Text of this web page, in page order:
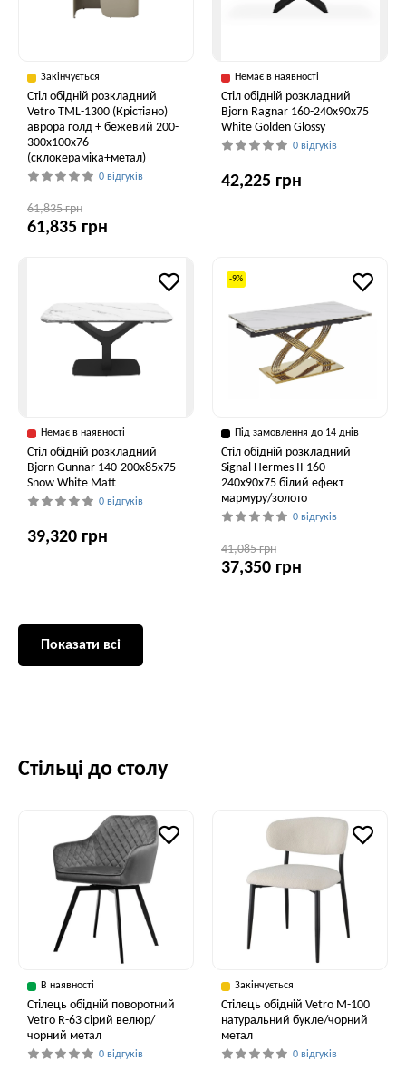
Закінчується
Стіл обідній розкладний
Vetro TML-1300 (Крістіано)
аврора голд + бежевий 200-
300x100x76
(склокераміка+метал)
0 відгуків
61,835 грн
61,835 грн
Немає в наявності
Стіл обідній розкладний
Bjorn Ragnar 160-240х90х75
White Golden Glossy
0 відгуків
42,225 грн
Немає в наявності
Стіл обідній розкладний
Bjorn Gunnar 140-200х85х75
Snow White Matt
0 відгуків
39,320 грн
-9%
Під замовлення до 14 днів
Стіл обідній розкладний
Signal Hermes II 160-
240x90x75 білий ефект
мармуру/золото
0 відгуків
41,085 грн
37,350 грн
Показати всі
Стільці до столу
В наявності
Стілець обідній поворотний
Vetro R-63 сірий велюр/
чорний метал
0 відгуків
Закінчується
Стілець обідній Vetro M-100
натуральний букле/чорний
метал
0 відгуків